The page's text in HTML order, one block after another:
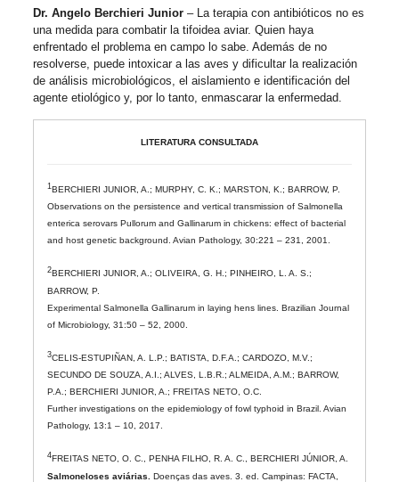
Dr. Angelo Berchieri Junior– La terapia con antibióticos no es
una medida para combatir la tifoidea aviar. Quien haya
enfrentado el problema en campo lo sabe. Además de no
resolverse, puede intoxicar a las aves y dificultar la realización
de análisis microbiológicos, el aislamiento e identificación del
agente etiológico y, por lo tanto, enmascarar la enfermedad.
LITERATURA CONSULTADA
1BERCHIERI JUNIOR, A.; MURPHY, C. K.; MARSTON, K.; BARROW, P.
Observations on the persistence and vertical transmission of Salmonella
enterica serovars Pullorum and Gallinarum in chickens: effect of bacterial
and host genetic background. Avian Pathology, 30:221 – 231, 2001.
2BERCHIERI JUNIOR, A.; OLIVEIRA, G. H.; PINHEIRO, L. A. S.;
BARROW, P.
Experimental Salmonella Gallinarum in laying hens lines. Brazilian Journal
of Microbiology, 31:50 – 52, 2000.
3CELIS-ESTUPIÑAN, A. L.P.; BATISTA, D.F.A.; CARDOZO, M.V.;
SECUNDO DE SOUZA, A.I.; ALVES, L.B.R.; ALMEIDA, A.M.; BARROW,
P.A.; BERCHIERI JUNIOR, A.; FREITAS NETO, O.C.
Further investigations on the epidemiology of fowl typhoid in Brazil. Avian
Pathology, 13:1 – 10, 2017.
4FREITAS NETO, O. C., PENHA FILHO, R. A. C., BERCHIERI JÚNIOR, A.
Salmoneloses aviárias. Doenças das aves. 3. ed. Campinas: FACTA,